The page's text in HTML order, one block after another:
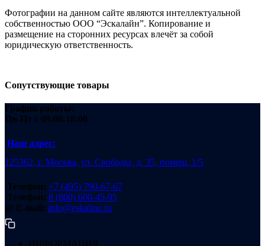
Фотографии на данном сайте являются интеллектуальной
собственностью ООО “Эскалайн”. Копирование и
размещение на сторонних ресурсах влечёт за собой
юридическую ответственность.
Сопутствующие товары
График работы:
Пн-Пт с 09:00-18:00
Наш адрес:
125362, г. Москва, ул. Свободы, д. 35, помещ. 1/5
Телефон: +7 (495) 790-67-67
Телефон: 8 (800) 600-45-95
@ E-mail: info@eskaline.ru
ИНФОРМАЦИЯ